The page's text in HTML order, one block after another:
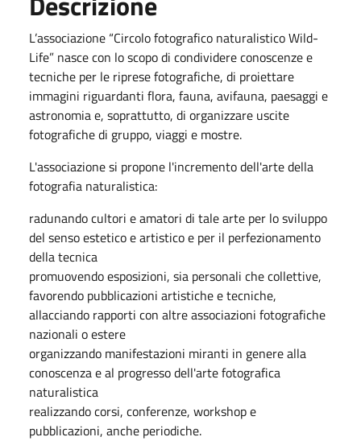
L’associazione “Circolo fotografico naturalistico Wild-
Life” nasce con lo scopo di condividere conoscenze e
tecniche per le riprese fotografiche, di proiettare
immagini riguardanti flora, fauna, avifauna, paesaggi e
astronomia e, soprattutto, di organizzare uscite
fotografiche di gruppo, viaggi e mostre.
L'associazione si propone l'incremento dell'arte della
fotografia naturalistica:
radunando cultori e amatori di tale arte per lo sviluppo
del senso estetico e artistico e per il perfezionamento
della tecnica
promuovendo esposizioni, sia personali che collettive,
favorendo pubblicazioni artistiche e tecniche,
allacciando rapporti con altre associazioni fotografiche
nazionali o estere
organizzando manifestazioni miranti in genere alla
conoscenza e al progresso dell'arte fotografica
naturalistica
realizzando corsi, conferenze, workshop e
pubblicazioni, anche periodiche.